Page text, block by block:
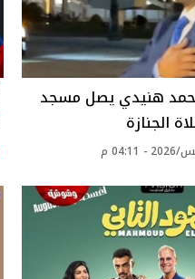
هنيدي يصل مسجد
الجنازة